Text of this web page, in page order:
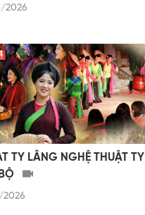
2026
TY LÂNG NGHỆ THUẬT TY